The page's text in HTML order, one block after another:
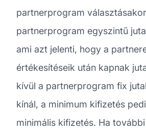
partnerprogram
partnerprogram egyszintű
ami azt jelenti, hogy a
értékesítéseik után kapnak
kívül a partnerprogram fix
kínál, a minimum kifizetés
minimális kifizetés. Ha